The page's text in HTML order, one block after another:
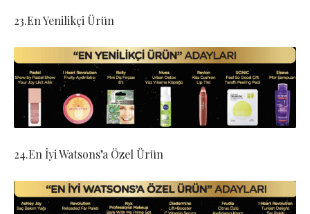
23.En Yenilikçi Ürün
24.En İyi Watsons’a Özel Ürün